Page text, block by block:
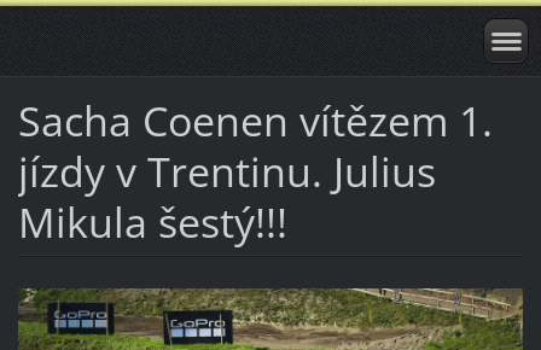
Sacha Coenen vítězem 1.
jízdy v Trentinu. Julius
Mikula šestý!!!